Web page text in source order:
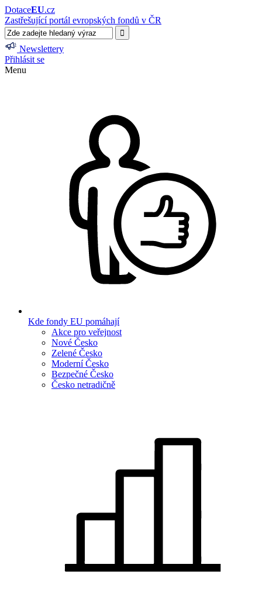
DotaceEU.cz
Zastřešující portál evropských fondů v ČR
Newslettery
Přihlásit se
Menu
Kde fondy EU pomáhají
Akce pro veřejnost
Nové Česko
Zelené Česko
Moderní Česko
Bezpečné Česko
Česko netradičně